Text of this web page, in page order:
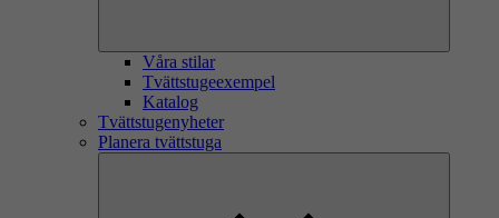
Våra stilar
Tvättstugeexempel
Katalog
Tvättstugenyheter
Planera tvättstuga